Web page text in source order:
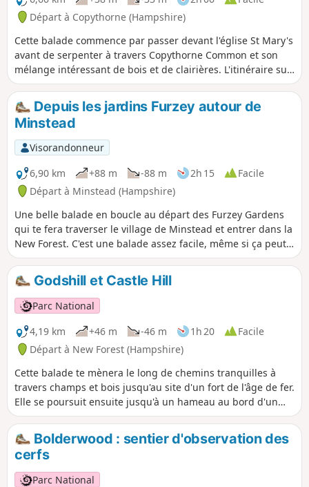
Départ à Copythorne (Hampshire)
Cette balade commence par passer devant l'église St Mary's
avant de serpenter à travers Copythorne Common et son
mélange intéressant de bois et de clairières. L'itinéraire suit
ensuite des sentiers bordés de rhododendrons et de bois
jusqu'à la rivière Cadnam et les communes du nord. Ici, tu
peux observer des poneys paître avant de revenir par
Newbridge et Copythorne Common jusqu'au point de
départ.
Depuis les jardins Furzey autour de
Minstead
Visorandonneur
6,90 km
+88 m -88 m 2h 15
Facile
Départ à Minstead (Hampshire)
Une belle balade en boucle au départ des Furzey Gardens
qui te fera traverser le village de Minstead et entrer dans la
New Forest. C'est une balade assez facile, même si ça peut
être boueux par endroits. La balade commence au parking
des Furzey Gardens (gratuit) où tu trouveras un café sympa
qui sert des boissons et des collations. Les Furzey Gardens
sont une association caritative qui aide les personnes ayant
des difficultés d'apprentissage et sont ouverts au public.
Une donation raisonnable est demandée à l'entrée.
Godshill et Castle Hill
Parc National
4,19 km
+46 m -46 m 1h 20
Facile
Départ à New Forest (Hampshire)
Cette balade te mènera le long de chemins tranquilles à
travers champs et bois jusqu'au site d'un fort de l'âge de fer.
Elle se poursuit ensuite jusqu'à un hameau au bord d'un
ruisseau, à l'orée de Castle Hill. Tu pourras admirer la vue
sur la magnifique vallée de l'Avon, avec ses prairies et ses
pâturages riches en faune sauvage, et faire un détour
facultatif par le fort de Castle Hill avant de revenir à
Godshill par des chemins à travers champs et bois.
Bolderwood : sentier d'observation des
cerfs
Parc National